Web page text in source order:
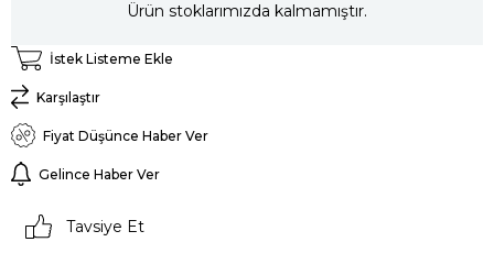
Ürün stoklarımızda kalmamıştır.
İstek Listeme Ekle
Karşılaştır
Fiyat Düşünce Haber Ver
Gelince Haber Ver
Tavsiye Et